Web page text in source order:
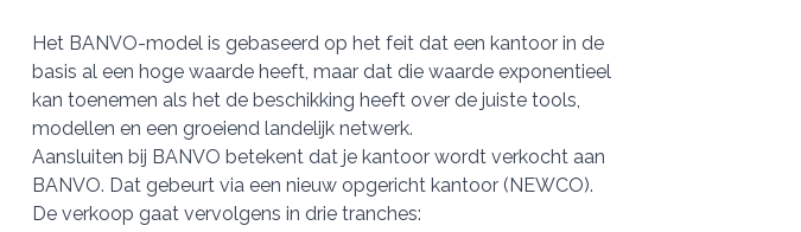
Over
Het BANVO-model is gebaseerd op het feit dat een kantoor in de
basis al een hoge waarde heeft, maar dat die waarde exponentieel
kan toenemen als het de beschikking heeft over de juiste tools,
modellen en een groeiend landelijk netwerk.
Aansluiten bij BANVO betekent dat je kantoor wordt verkocht aan
BANVO. Dat gebeurt via een nieuw opgericht kantoor (NEWCO).
De verkoop gaat vervolgens in drie tranches: